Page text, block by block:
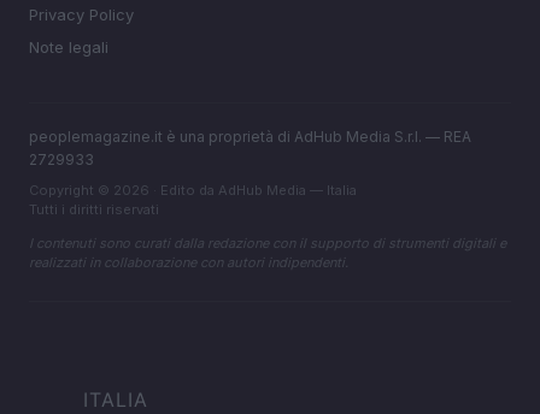
Privacy Policy
Note legali
peoplemagazine.it è una proprietà di AdHub Media S.r.l. — REA
2729933
Copyright © 2026 · Edito da AdHub Media — Italia
Tutti i diritti riservati
I contenuti sono curati dalla redazione con il supporto di strumenti digitali e
realizzati in collaborazione con autori indipendenti.
ITALIA